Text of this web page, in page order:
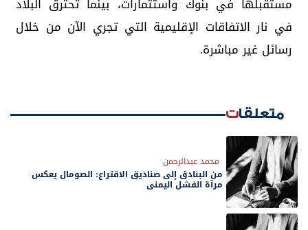
في نار الاتفاقات الإقليمية التي تجري الآن من خلال
رسائل غير مباشرة.
متعلقات
محمد عبدالرحمن
من البنادق إلى صناديق الاقتراع: الصومال يعكس
مرآة الفشل اليمني